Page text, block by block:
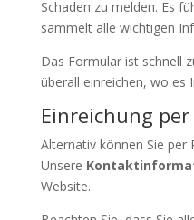
Schaden zu melden. Es
sammelt alle wichtigen
Das Formular ist schnell
überall einreichen, wo es
Einreichung
Alternativ können Sie per
Unsere
Website.